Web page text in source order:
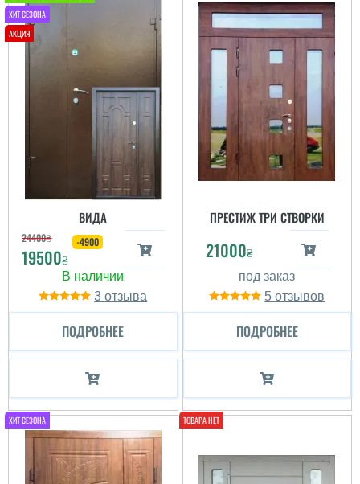
ВИДА
24400₴
19500₴
-4900
3
ПОДРОБНЕЕ
ПРЕСТИЖ ТРИ СТВОРКИ
21000₴
5
ПОДРОБНЕЕ